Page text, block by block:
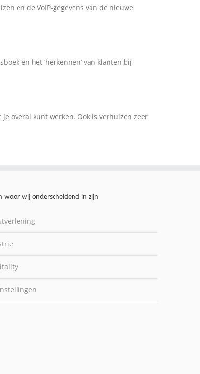
en de VoIP-gegevens van de nieuwe
en het ‘herkennen’ van klanten bij
overal kunt werken. Ook is verhuizen zeer
waar wij onderscheidend in zijn